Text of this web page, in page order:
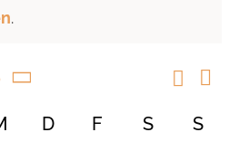
.
Suche
Suche
Monat
MITTWOCH
D DONNERSTAG
F FREITAG
SSAMSTAG
S